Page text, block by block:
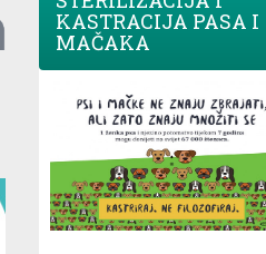
KASTRACIJA PASA I
MAČAKA